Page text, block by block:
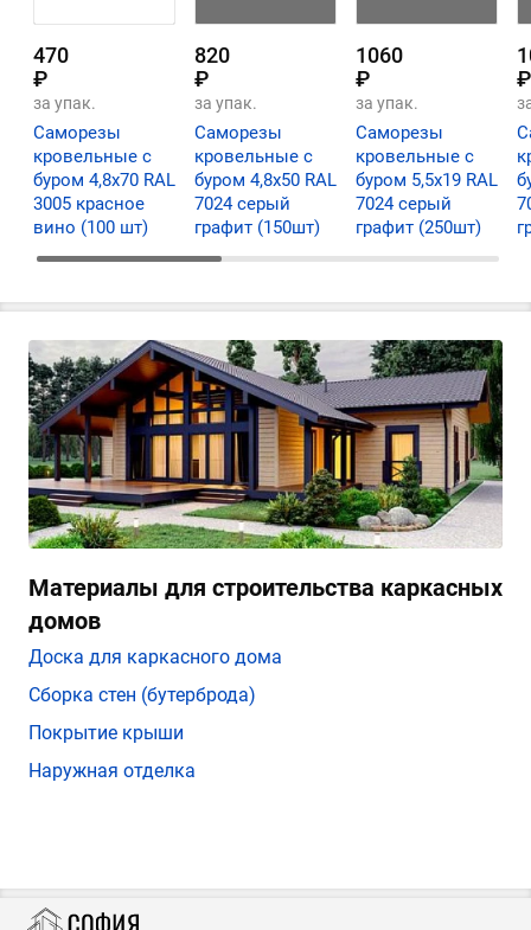
470
₽
за упак.
Саморезы
кровельные с
буром 4,8х70 RAL
3005 красное
вино (100 шт)
820
₽
за упак.
Саморезы
кровельные с
буром 4,8х50 RAL
7024 серый
графит (150шт)
1060
₽
за упак.
Саморезы
кровельные с
буром 5,5х19 RAL
7024 серый
графит (250шт)
₽
Материалы для строительства каркасных
домов
Доска для каркасного дома
Сборка стен (бутерброда)
Покрытие крыши
Наружная отделка